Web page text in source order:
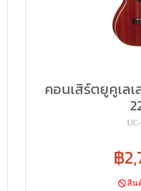
คอนเสิร์ตยูคูเล
฿
สิน